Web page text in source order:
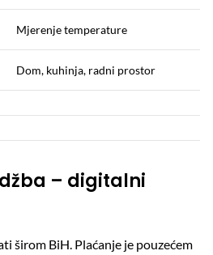
Mjerenje temperature
Dom, kuhinja, radni prostor
– digitalni
širom BiH. Plaćanje je pouzećem